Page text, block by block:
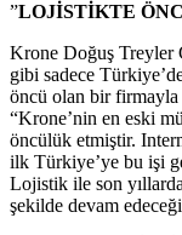
”LOJİSTİKTE
Krone Doğuş Treyler
gibi sadece
öncü olan bir firmayla
“Krone’nin en eski
öncülük etmiştir.
ilk Türkiye’ye bu işi
Lojistik ile son
şekilde devam